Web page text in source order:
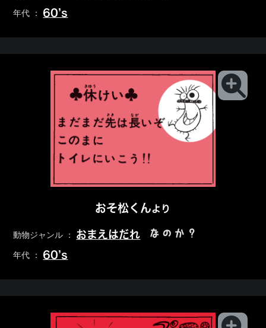
年代 ： 60’s
おそ松くんより
動物ジャンル ： おまえはだれ なのか？
年代 ： 60’s